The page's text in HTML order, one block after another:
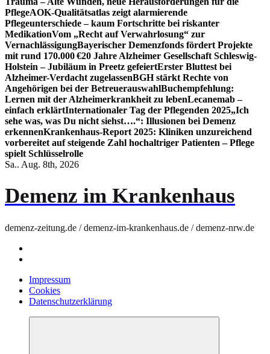
PflegeAOK-Qualitätsatlas zeigt alarmierende
Pflegeunterschiede – kaum Fortschritte bei riskanter
MedikationVom „Recht auf Verwahrlosung“ zur
VernachlässigungBayerischer Demenzfonds fördert Projekte
mit rund 170.000 €20 Jahre Alzheimer Gesellschaft Schleswig-
Holstein – Jubiläum in Preetz gefeiertErster Bluttest bei
Alzheimer-Verdacht zugelassenBGH stärkt Rechte von
Angehörigen bei der BetreuerauswahlBuchempfehlung:
Lernen mit der Alzheimerkrankheit zu lebenLecanemab –
einfach erklärtInternationaler Tag der Pflegenden 2025„Ich
sehe was, was Du nicht siehst….“: Illusionen bei Demenz
erkennenKrankenhaus-Report 2025: Kliniken unzureichend
vorbereitet auf steigende Zahl hochaltriger Patienten – Pflege
spielt Schlüsselrolle
Sa.. Aug. 8th, 2026
Demenz im Krankenhaus
demenz-zeitung.de / demenz-im-krankenhaus.de / demenz-nrw.de
Impressum
Cookies
Datenschutzerklärung